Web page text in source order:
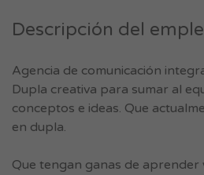
Descripción del
Agencia de comunicación
Dupla creativa para sumar al
conceptos e ideas. Que
en dupla.
Que tengan ganas de aprender